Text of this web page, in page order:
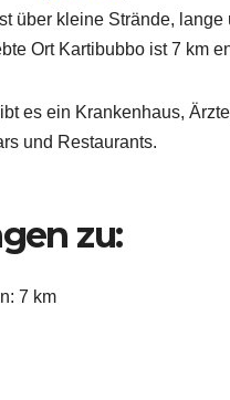
über kleine Strände,
Ort Kartibubbo ist 7 km
es ein Krankenhaus,
und Restaurants.
zu:
7 km